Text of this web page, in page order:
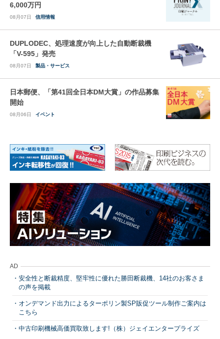
6,000万円
08月07日 信用情報
DUPLODEC、処理速度が向上した自動断裁機
「V-595」発売
08月07日 製品・サービス
日本郵便、「第41回全日本DM大賞」の作品募集
開始
08月06日 イベント
AD
安全性と断裁精度、堅牢性に優れた勝田断裁機、14社のお客さま
の声を掲載
オンデマンド出力によるターポリン製SP販促ツール制作ご案内は
こちら
中古印刷機械高価買取致します!（株）ジェイエンタープライズ